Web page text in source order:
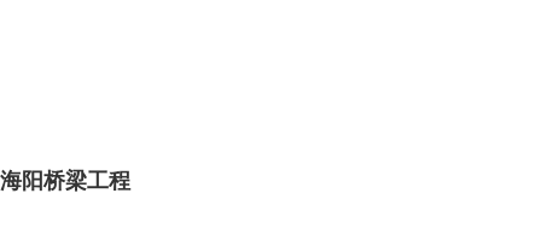
海阳桥梁工程